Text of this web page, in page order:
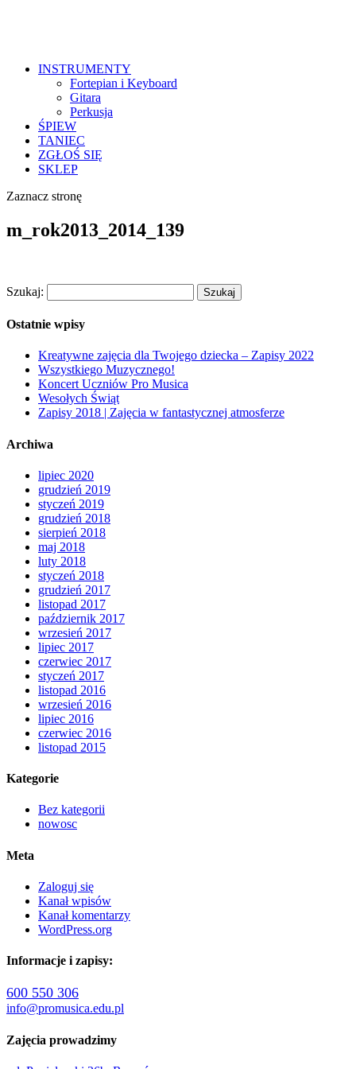
INSTRUMENTY
Fortepian i Keyboard
Gitara
Perkusja
ŚPIEW
TANIEC
ZGŁOŚ SIĘ
SKLEP
Zaznacz stronę
m_rok2013_2014_139
Szukaj:
Ostatnie wpisy
Kreatywne zajęcia dla Twojego dziecka – Zapisy 2022
Wszystkiego Muzycznego!
Koncert Uczniów Pro Musica
Wesołych Świąt
Zapisy 2018 | Zajęcia w fantastycznej atmosferze
Archiwa
lipiec 2020
grudzień 2019
styczeń 2019
grudzień 2018
sierpień 2018
maj 2018
luty 2018
styczeń 2018
grudzień 2017
listopad 2017
październik 2017
wrzesień 2017
lipiec 2017
czerwiec 2017
styczeń 2017
listopad 2016
wrzesień 2016
lipiec 2016
czerwiec 2016
listopad 2015
Kategorie
Bez kategorii
nowosc
Meta
Zaloguj się
Kanał wpisów
Kanał komentarzy
WordPress.org
Informacje i zapisy:
600 550 306
info@promusica.edu.pl
Zajęcia prowadzimy